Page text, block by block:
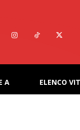
A ELENCO